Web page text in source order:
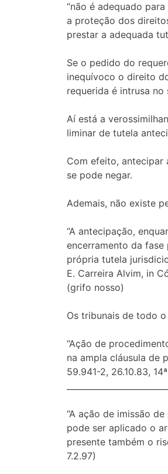
“não é adequado
a proteção dos
prestar a adequada
Se o pedido do
inequívoco o direito
requerida é intrusa
Aí está a
liminar de tutela
Com efeito, antecipar
se pode negar.
Ademais, não existe
“A antecipação,
encerramento da
própria tutela
E. Carreira Alvim, in
(grifo nosso)
Os tribunais de todo
“Ação de
na ampla cláusula de
59.941-2, 26.10.83,
“A ação de imissão
pode ser aplicado o
presente também o
7.2.97)